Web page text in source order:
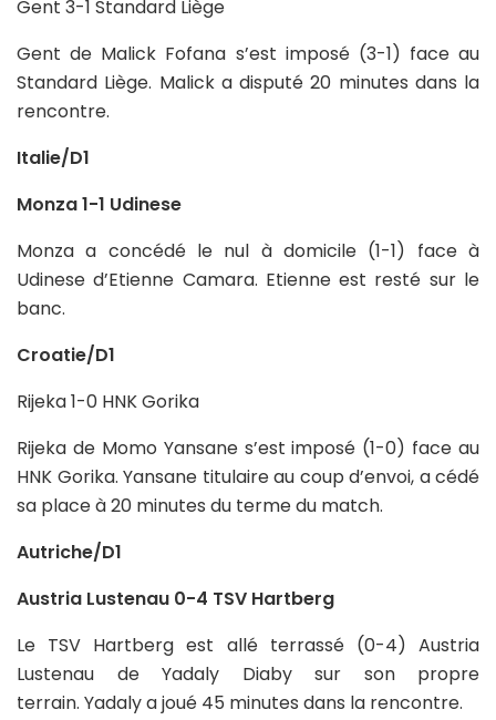
Gent 3-1 Standard Liège
Gent de Malick Fofana s’est imposé (3-1) face au
Standard Liège. Malick a disputé 20 minutes dans la
rencontre.
Italie/D1
Monza 1-1 Udinese
Monza a concédé le nul à domicile (1-1) face à
Udinese d’Etienne Camara. Etienne est resté sur le
banc.
Croatie/D1
Rijeka 1-0 HNK Gorika
Rijeka de Momo Yansane s’est imposé (1-0) face au
HNK Gorika. Yansane titulaire au coup d’envoi, a cédé
sa place à 20 minutes du terme du match.
Autriche/D1
Austria Lustenau 0-4 TSV Hartberg
Le TSV Hartberg est allé terrassé (0-4) Austria
Lustenau de Yadaly Diaby sur son propre
terrain. Yadaly a joué 45 minutes dans la rencontre.